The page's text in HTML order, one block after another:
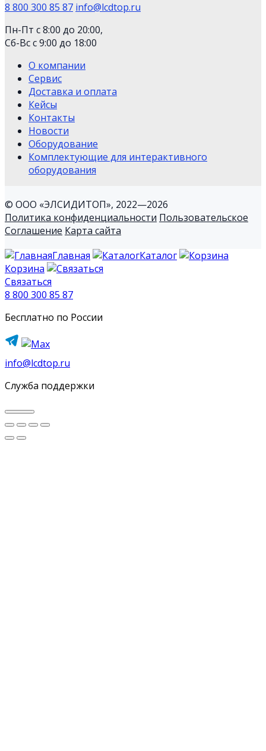
8 800 300 85 87 info@lcdtop.ru
Пн-Пт с 8:00 до 20:00,
Сб-Вс с 9:00 до 18:00
О компании
Сервис
Доставка и оплата
Кейсы
Контакты
Новости
Оборудование
Комплектующие для интерактивного
оборудования
© ООО «ЭЛСИДИТОП», 2022—2026
Политика конфиденциальности Пользовательское
Соглашение Карта сайта
Главная
Каталог
Корзина
Связаться
8 800 300 85 87
Бесплатно по России
info@lcdtop.ru
Служба поддержки